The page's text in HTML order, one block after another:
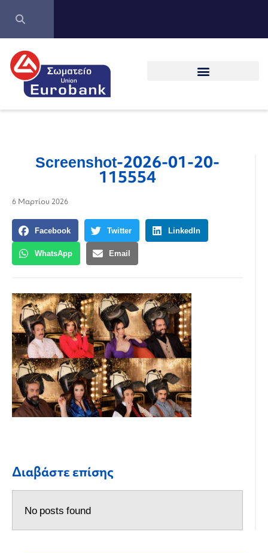
Screenshot-2026-01-20-
115554
6 Μαρτίου 2026
Facebook Twitter LinkedIn
WhatsApp Email
Διαβάστε επίσης
No posts found